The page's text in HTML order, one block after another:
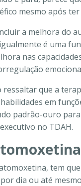
mesmo após
a melhora do
é uma
nas
ressaltar que a
em
padrão-ouro
no TDAH.
tem
dia ou até